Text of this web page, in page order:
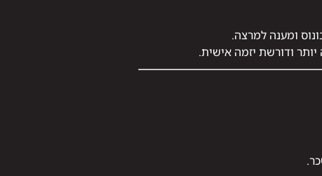
ומענה למרצה.
ודורשת יזמה אישית.